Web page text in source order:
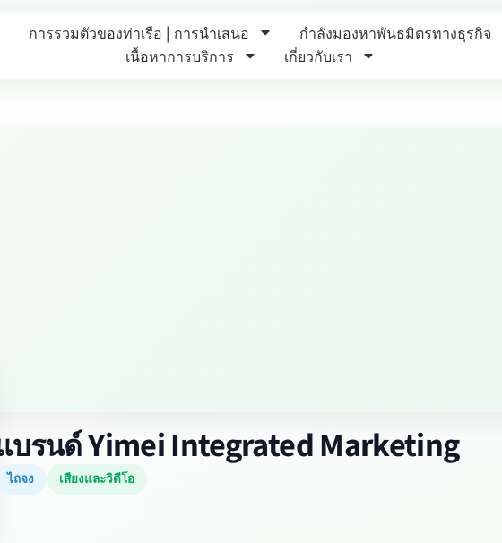
การรวมตัวของท่าเรือ | การนำเสนอ กำลังมองหาพันธมิตรทางธุรกิจ
เนื้อหาการบริการ
เกี่ยวกับเรา
บรนด์ Yimei Integrated Marketing
ไถจง เสียงและวิดีโอ